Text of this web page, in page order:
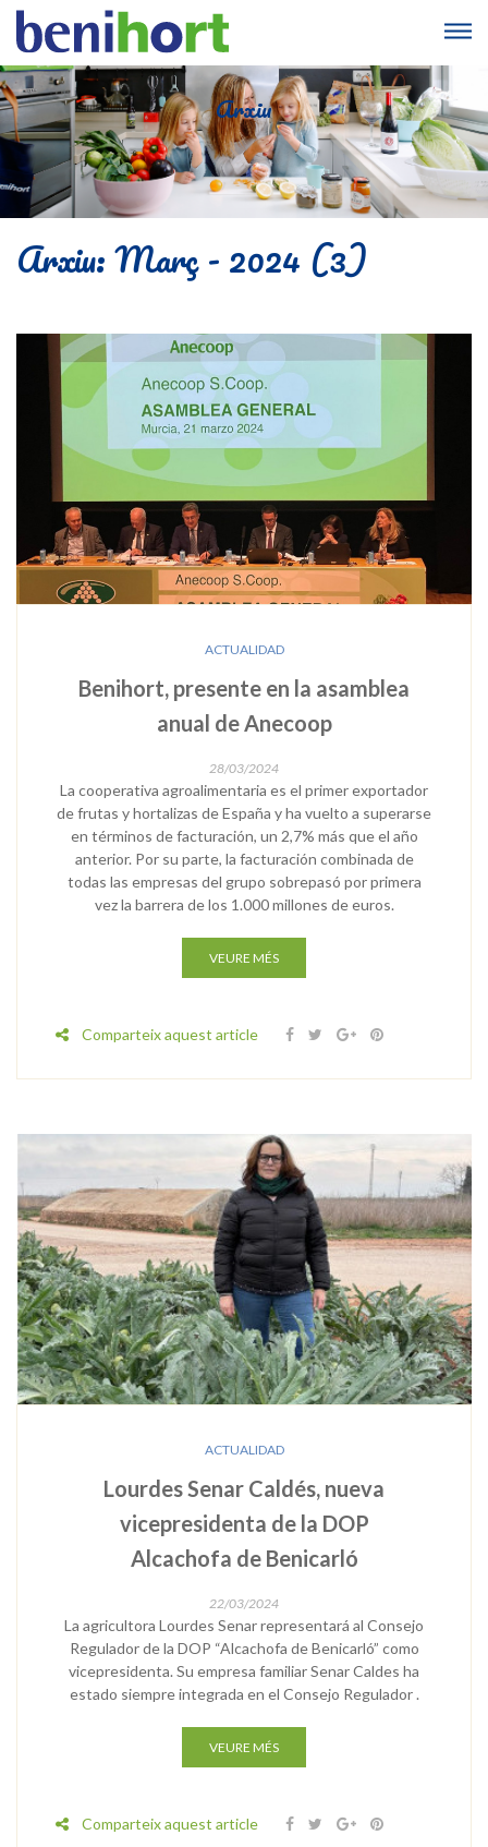
Arxiu
Arxiu: Març - 2024 (3)
ACTUALIDAD
Benihort, presente en la asamblea
anual de Anecoop
28/03/2024
La cooperativa agroalimentaria es el primer exportador
de frutas y hortalizas de España y ha vuelto a superarse
en términos de facturación, un 2,7% más que el año
anterior. Por su parte, la facturación combinada de
todas las empresas del grupo sobrepasó por primera
vez la barrera de los 1.000 millones de euros.
VEURE MÉS
Comparteix aquest article
ACTUALIDAD
Lourdes Senar Caldés, nueva
vicepresidenta de la DOP
Alcachofa de Benicarló
22/03/2024
La agricultora Lourdes Senar representará al Consejo
Regulador de la DOP “Alcachofa de Benicarló” como
vicepresidenta. Su empresa familiar Senar Caldes ha
estado siempre integrada en el Consejo Regulador .
VEURE MÉS
Comparteix aquest article